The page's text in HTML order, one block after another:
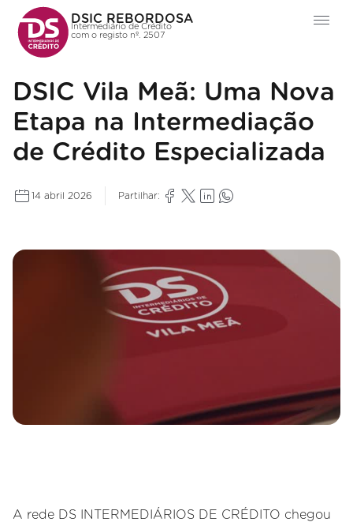
DSIC REBORDOSA
Intermediário de Crédito
com o registo nº. 2507
DSIC Vila Meã: Uma Nova
Etapa na Intermediação
de Crédito Especializada
14 abril 2026 Partilhar:
A rede DS INTERMEDIÁRIOS DE CRÉDITO chegou